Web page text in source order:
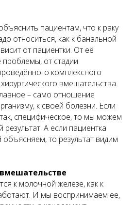
пациентам, что к раку
относиться, как к банальной
от пациентки. От её
от стадии
комплексного
вмешательства.
– само отношение
к своей болезни. Если
специфическое, то мы можем
результат. А если пациентка
объясняем, то результат видим
к молочной железе, как к
И мы воспринимаем ее,